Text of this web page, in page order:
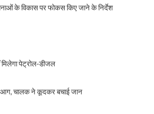
के विकास पर फोकस किए जाने के निर्देश
मिलेगा पेट्रोल-डीजल
आग, चालक ने कूदकर बचाई जान